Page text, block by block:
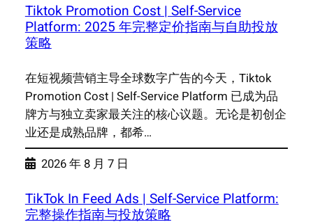
Tiktok Promotion Cost | Self-Service
Platform: 2025 年完整定价指南与自助投放
策略
在短视频营销主导全球数字广告的今天，Tiktok
Promotion Cost | Self-Service Platform 已成为品
牌方与独立卖家最关注的核心议题。无论是初创企
业还是成熟品牌，都希…
2026 年 8 月 7 日
TikTok In Feed Ads | Self-Service Platform:
完整操作指南与投放策略